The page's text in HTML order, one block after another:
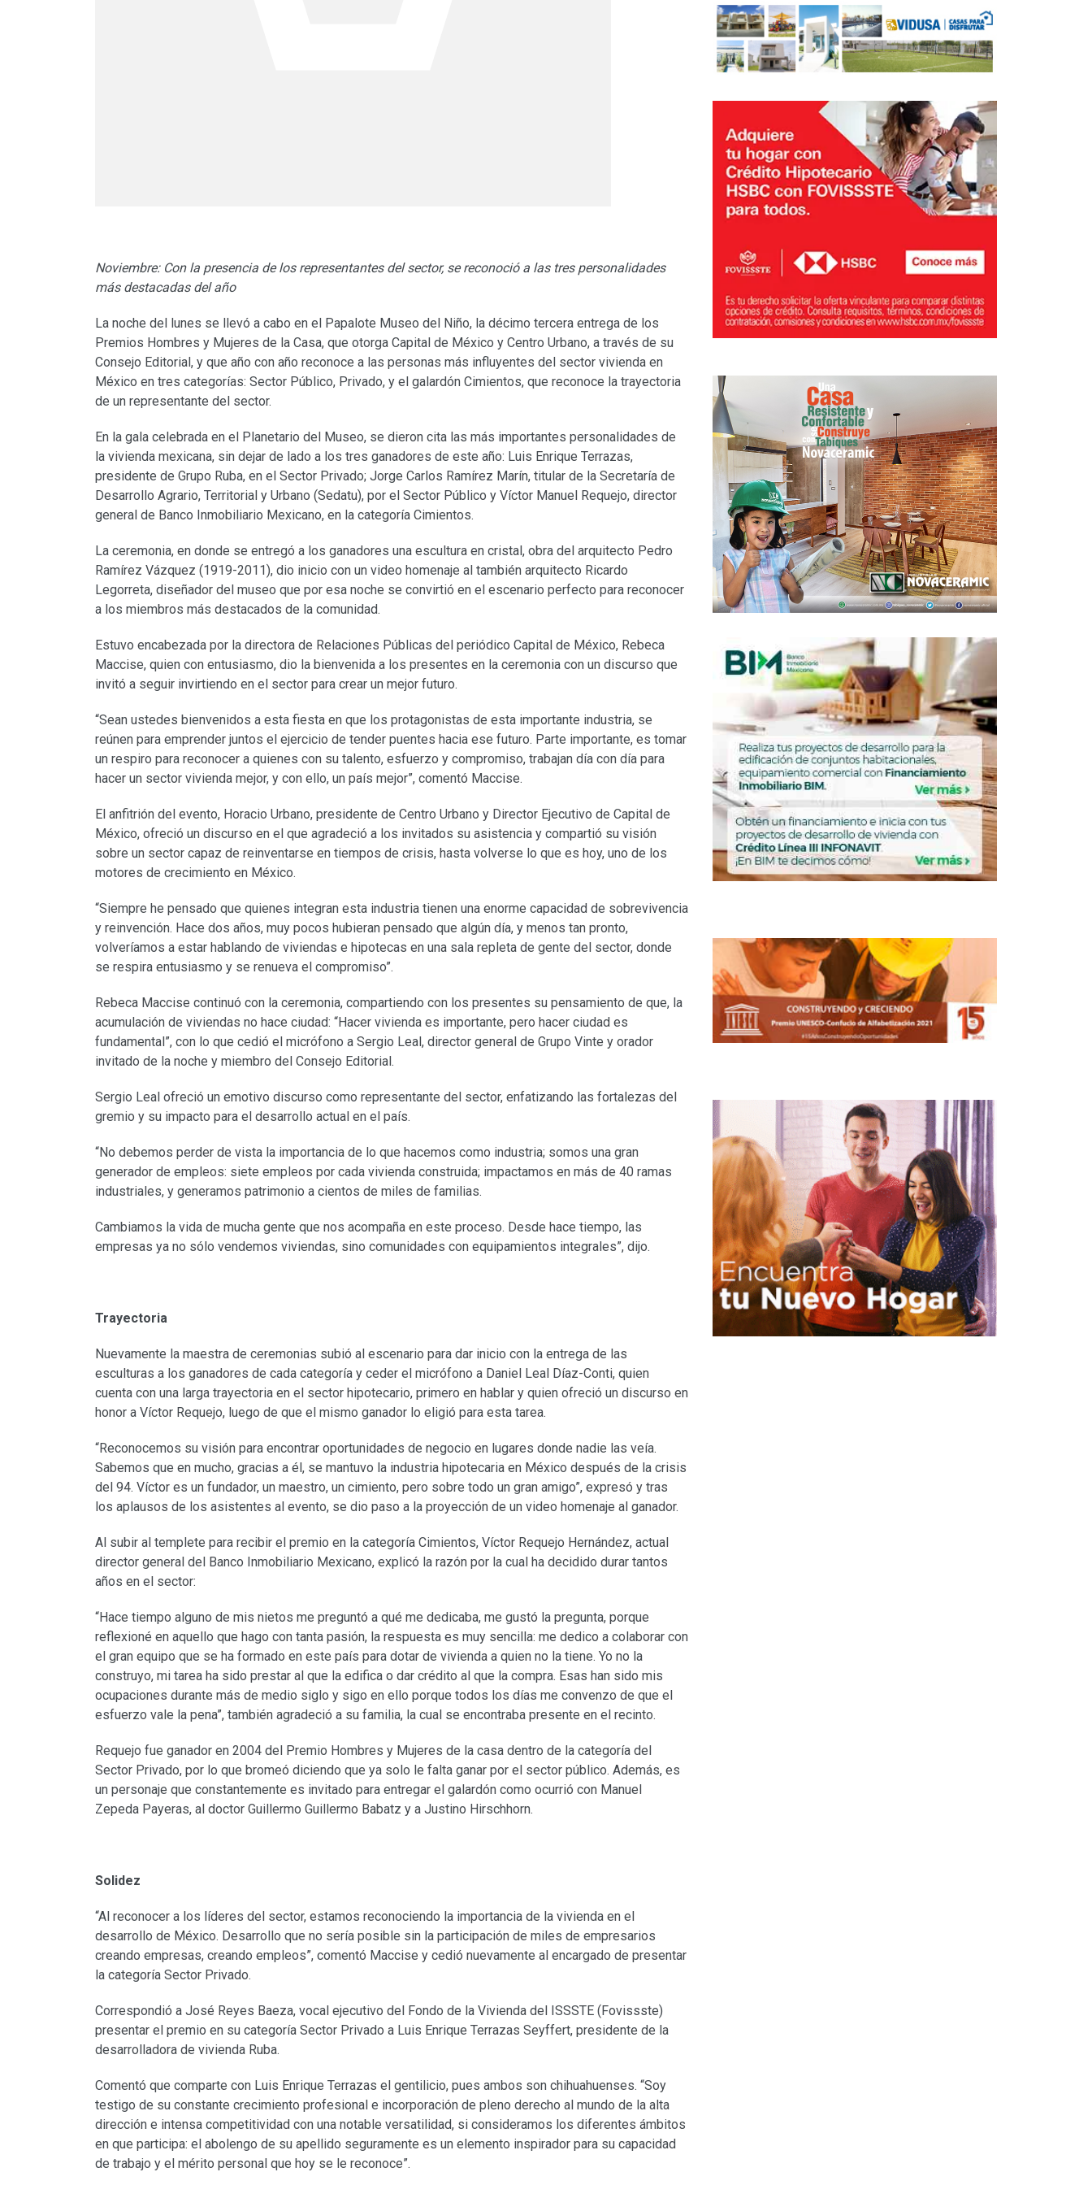
Noviembre: Con la presencia de los representantes del sector, se reconoció a las tres personalidades
más destacadas del año
La noche del lunes se llevó a cabo en el Papalote Museo del Niño, la décimo tercera entrega de los
Premios Hombres y Mujeres de la Casa, que otorga Capital de México y Centro Urbano, a través de su
Consejo Editorial, y que año con año reconoce a las personas más influyentes del sector vivienda en
México en tres categorías: Sector Público, Privado, y el galardón Cimientos, que reconoce la trayectoria
de un representante del sector.
En la gala celebrada en el Planetario del Museo, se dieron cita las más importantes personalidades de
la vivienda mexicana, sin dejar de lado a los tres ganadores de este año: Luis Enrique Terrazas,
presidente de Grupo Ruba, en el Sector Privado; Jorge Carlos Ramírez Marín, titular de la Secretaría de
Desarrollo Agrario, Territorial y Urbano (Sedatu), por el Sector Público y Víctor Manuel Requejo, director
general de Banco Inmobiliario Mexicano, en la categoría Cimientos.
La ceremonia, en donde se entregó a los ganadores una escultura en cristal, obra del arquitecto Pedro
Ramírez Vázquez (1919-2011), dio inicio con un video homenaje al también arquitecto Ricardo
Legorreta, diseñador del museo que por esa noche se convirtió en el escenario perfecto para reconocer
a los miembros más destacados de la comunidad.
Estuvo encabezada por la directora de Relaciones Públicas del periódico Capital de México, Rebeca
Maccise, quien con entusiasmo, dio la bienvenida a los presentes en la ceremonia con un discurso que
invitó a seguir invirtiendo en el sector para crear un mejor futuro.
“Sean ustedes bienvenidos a esta fiesta en que los protagonistas de esta importante industria, se
reúnen para emprender juntos el ejercicio de tender puentes hacia ese futuro. Parte importante, es tomar
un respiro para reconocer a quienes con su talento, esfuerzo y compromiso, trabajan día con día para
hacer un sector vivienda mejor, y con ello, un país mejor”, comentó Maccise.
El anfitrión del evento, Horacio Urbano, presidente de Centro Urbano y Director Ejecutivo de Capital de
México, ofreció un discurso en el que agradeció a los invitados su asistencia y compartió su visión
sobre un sector capaz de reinventarse en tiempos de crisis, hasta volverse lo que es hoy, uno de los
motores de crecimiento en México.
“Siempre he pensado que quienes integran esta industria tienen una enorme capacidad de sobrevivencia
y reinvención. Hace dos años, muy pocos hubieran pensado que algún día, y menos tan pronto,
volveríamos a estar hablando de viviendas e hipotecas en una sala repleta de gente del sector, donde
se respira entusiasmo y se renueva el compromiso”.
Rebeca Maccise continuó con la ceremonia, compartiendo con los presentes su pensamiento de que, la
acumulación de viviendas no hace ciudad: “Hacer vivienda es importante, pero hacer ciudad es
fundamental”, con lo que cedió el micrófono a Sergio Leal, director general de Grupo Vinte y orador
invitado de la noche y miembro del Consejo Editorial.
Sergio Leal ofreció un emotivo discurso como representante del sector, enfatizando las fortalezas del
gremio y su impacto para el desarrollo actual en el país.
“No debemos perder de vista la importancia de lo que hacemos como industria; somos una gran
generador de empleos: siete empleos por cada vivienda construida; impactamos en más de 40 ramas
industriales, y generamos patrimonio a cientos de miles de familias.
Cambiamos la vida de mucha gente que nos acompaña en este proceso. Desde hace tiempo, las
empresas ya no sólo vendemos viviendas, sino comunidades con equipamientos integrales”, dijo.
Trayectoria
Nuevamente la maestra de ceremonias subió al escenario para dar inicio con la entrega de las
esculturas a los ganadores de cada categoría y ceder el micrófono a Daniel Leal Díaz-Conti, quien
cuenta con una larga trayectoria en el sector hipotecario, primero en hablar y quien ofreció un discurso en
honor a Víctor Requejo, luego de que el mismo ganador lo eligió para esta tarea.
“Reconocemos su visión para encontrar oportunidades de negocio en lugares donde nadie las veía.
Sabemos que en mucho, gracias a él, se mantuvo la industria hipotecaria en México después de la crisis
del 94. Víctor es un fundador, un maestro, un cimiento, pero sobre todo un gran amigo”, expresó y tras
los aplausos de los asistentes al evento, se dio paso a la proyección de un video homenaje al ganador.
Al subir al templete para recibir el premio en la categoría Cimientos, Víctor Requejo Hernández, actual
director general del Banco Inmobiliario Mexicano, explicó la razón por la cual ha decidido durar tantos
años en el sector:
“Hace tiempo alguno de mis nietos me preguntó a qué me dedicaba, me gustó la pregunta, porque
reflexioné en aquello que hago con tanta pasión, la respuesta es muy sencilla: me dedico a colaborar con
el gran equipo que se ha formado en este país para dotar de vivienda a quien no la tiene. Yo no la
construyo, mi tarea ha sido prestar al que la edifica o dar crédito al que la compra. Esas han sido mis
ocupaciones durante más de medio siglo y sigo en ello porque todos los días me convenzo de que el
esfuerzo vale la pena”, también agradeció a su familia, la cual se encontraba presente en el recinto.
Requejo fue ganador en 2004 del Premio Hombres y Mujeres de la casa dentro de la categoría del
Sector Privado, por lo que bromeó diciendo que ya solo le falta ganar por el sector público. Además, es
un personaje que constantemente es invitado para entregar el galardón como ocurrió con Manuel
Zepeda Payeras, al doctor Guillermo Guillermo Babatz y a Justino Hirschhorn.
Solidez
“Al reconocer a los líderes del sector, estamos reconociendo la importancia de la vivienda en el
desarrollo de México. Desarrollo que no sería posible sin la participación de miles de empresarios
creando empresas, creando empleos”, comentó Maccise y cedió nuevamente al encargado de presentar
la categoría Sector Privado.
Correspondió a José Reyes Baeza, vocal ejecutivo del Fondo de la Vivienda del ISSSTE (Fovissste)
presentar el premio en su categoría Sector Privado a Luis Enrique Terrazas Seyffert, presidente de la
desarrolladora de vivienda Ruba.
Comentó que comparte con Luis Enrique Terrazas el gentilicio, pues ambos son chihuahuenses. “Soy
testigo de su constante crecimiento profesional e incorporación de pleno derecho al mundo de la alta
dirección e intensa competitividad con una notable versatilidad, si consideramos los diferentes ámbitos
en que participa: el abolengo de su apellido seguramente es un elemento inspirador para su capacidad
de trabajo y el mérito personal que hoy se le reconoce”.